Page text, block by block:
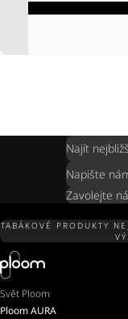
Najít
Napište
Zavolejte
TABÁKOVÉ PRODUKTY
Svět Ploom
Ploom AURA